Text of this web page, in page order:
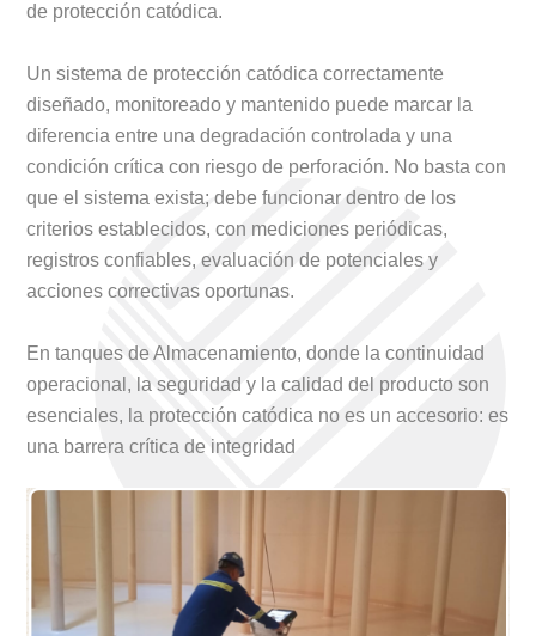
de protección catódica.
Un sistema de protección catódica correctamente
diseñado, monitoreado y mantenido puede marcar la
diferencia entre una degradación controlada y una
condición crítica con riesgo de perforación. No basta con
que el sistema exista; debe funcionar dentro de los
criterios establecidos, con mediciones periódicas,
registros confiables, evaluación de potenciales y
acciones correctivas oportunas.
En tanques de Almacenamiento, donde la continuidad
operacional, la seguridad y la calidad del producto son
esenciales, la protección catódica no es un accesorio: es
una barrera crítica de integridad